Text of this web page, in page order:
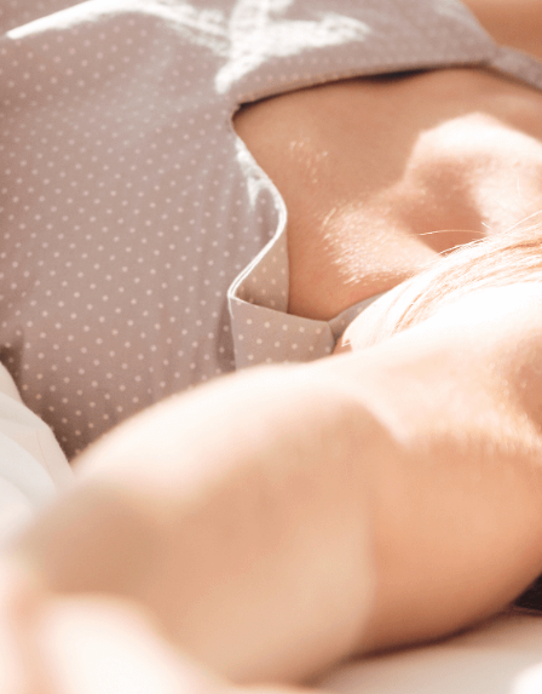
Veranstaltungen
Standorte
Über uns
Impressum Datenschutz